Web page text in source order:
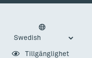
Tillgänglighet